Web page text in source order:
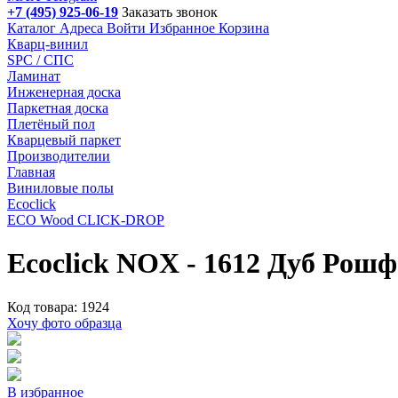
+7 (495) 925-06-19 Заказать звонок
Каталог Адреса Войти Избранное Корзина
Кварц-винил
SPC / СПС
Ламинат
Инженерная доска
Паркетная доска
Плетёный пол
Кварцевый паркет
Производителии
Главная
Виниловые полы
Ecoclick
ECO Wood CLICK-DROP
Ecoclick NOX - 1612 Дуб
Код товара: 1924
Хочу фото образца
В избранное